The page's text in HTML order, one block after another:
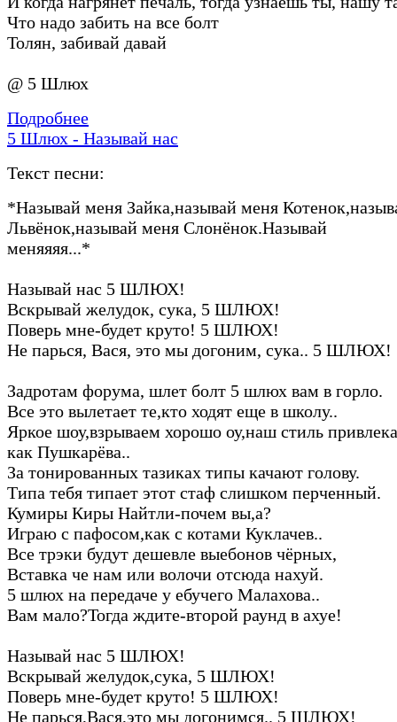
Что надо забить на все болт
Толян, забивай давай
@ 5 Шлюх
Подробнее
5 Шлюх - Называй нас
Текст песни:
*Называй меня Зайка,называй меня
Львёнок,называй меня Слонёнок.Называй
меняяяя...*
Называй нас 5 ШЛЮХ!
Вскрывай желудок, сука, 5 ШЛЮХ!
Поверь мне-будет круто! 5 ШЛЮХ!
Не парься, Вася, это мы догоним, сука.. 5 ШЛЮХ!
Задротам форума, шлет болт 5 шлюх вам в горло.
Все это вылетает те,кто ходят еще в школу..
Яркое шоу,взрываем хорошо оу,наш стиль
как Пушкарёва..
За тонированных тазиках типы качают голову.
Типа тебя типает этот стаф слишком перченный.
Кумиры Киры Найтли-почем вы,а?
Играю с пафосом,как с котами Куклачев..
Все трэки будут дешевле выебонов чёрных,
Вставка че нам или волочи отсюда нахуй.
5 шлюх на передаче у ебучего Малахова..
Вам мало?Тогда ждите-второй раунд в ахуе!
Называй нас 5 ШЛЮХ!
Вскрывай желудок,сука, 5 ШЛЮХ!
Поверь мне-будет круто! 5 ШЛЮХ!
Не парься,Вася,это мы догонимся.. 5 ШЛЮХ!